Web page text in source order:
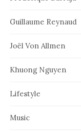
Guillaume Reynaud
Joël Von Allmen
Khuong Nguyen
Lifestyle
Music